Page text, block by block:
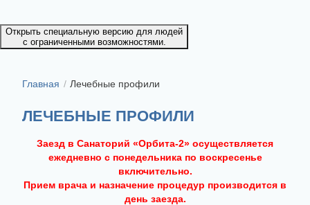
Открыть специальную версию для людей
с ограниченными возможностями.
Главная Лечебные профили
ЛЕЧЕБНЫЕ ПРОФИЛИ
Заезд в Санаторий «Орбита-2» осуществляется
ежедневно с понедельника по воскресенье
включительно.
Прием врача и назначение процедур производится в
день заезда.